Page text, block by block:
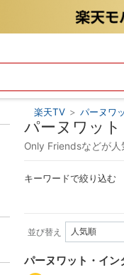
楽天TV > パーヌワ
パーヌワッ
Only Friendsなどが人
キーワードで絞り込む
並び替え
パーヌワット・イン